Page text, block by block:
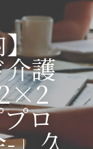
護
ロ